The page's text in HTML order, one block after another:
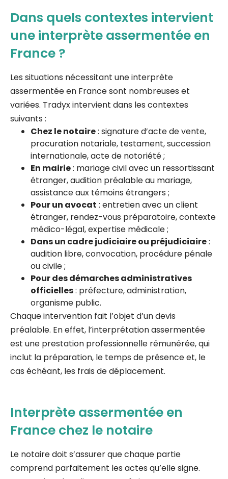
Dans quels contextes intervient
une interprète assermentée en
France ?
Les situations nécessitant une interprète
assermentée en France sont nombreuses et
variées. Tradyx intervient dans les contextes
suivants :
Chez le notaire: signature d’acte de vente,
procuration notariale, testament, succession
internationale, acte de notoriété ;
En mairie: mariage civil avec un ressortissant
étranger, audition préalable au mariage,
assistance aux témoins étrangers ;
Pour un avocat : entretien avec un client
étranger, rendez-vous préparatoire, contexte
médico-légal, expertise médicale ;
Dans un cadre judiciaire ou préjudiciaire:
audition libre, convocation, procédure pénale
ou civile ;
Pour des démarches administratives
officielles: préfecture, administration,
organisme public.
Chaque intervention fait l’objet d’un devis
préalable. En effet, l’interprétation assermentée
est une prestation professionnelle rémunérée, qui
inclut la préparation, le temps de présence et, le
cas échéant, les frais de déplacement.
Interprète assermentée en
France chez le notaire
Le notaire doit s’assurer que chaque partie
comprend parfaitement les actes qu’elle signe.